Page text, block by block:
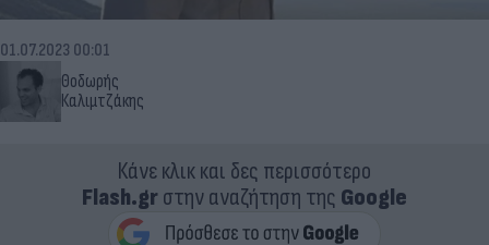
Θοδωρής
Καλιμτζάκης
01.07.2023 00:01
Κάνε κλικ και δες περισσότερο
Flash.grστην αναζήτηση της Google